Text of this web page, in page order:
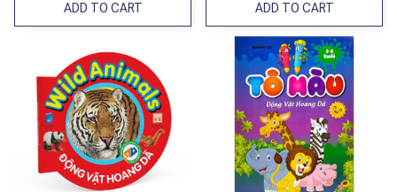
ADD TO CART ADD TO CART